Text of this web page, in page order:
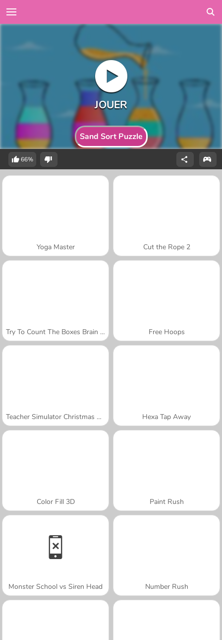
Sand Sort Puzzle
66%
Yoga Master Cut the Rope 2
Try To Count The Boxes Brain Training Free Hoops
Teacher Simulator Christmas Exam Hexa Tap Away
Color Fill 3D Paint Rush
Monster School vs Siren Head Number Rush